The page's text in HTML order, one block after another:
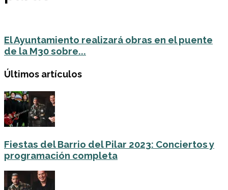
El Ayuntamiento realizará obras en el puente
de la M30 sobre...
Últimos artículos
Fiestas del Barrio del Pilar 2023: Conciertos y
programación completa